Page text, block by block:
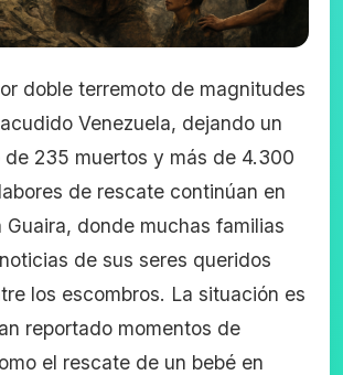
doble terremoto de magnitudes
Venezuela, dejando un
235 muertos y más de 4.300
de rescate continúan en
Guaira, donde muchas familias
de sus seres queridos
los escombros. La situación es
reportado momentos de
el rescate de un bebé en